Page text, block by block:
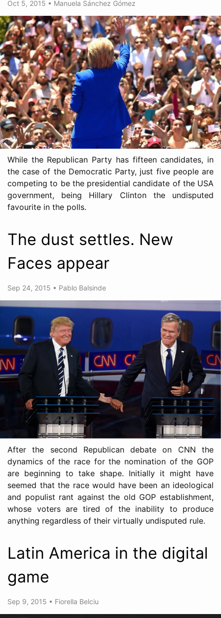
Oct 5, 2015 • Manuela Sánchez Gómez
While the Republican Party has fifteen candidates, in
the case of the Democratic Party, just five people are
competing to be the presidential candidate of the USA
government, being Hillary Clinton the undisputed
favourite in the polls.
The dust settles. New
Faces appear
Sep 24, 2015 • Pablo Balsinde
After the second Republican debate on CNN the
dynamics of the race for the nomination of the GOP
are beginning to take shape. Initially it might have
seemed that the race would have been an ideological
and populist rant against the old GOP establishment,
whose voters are tired of the inability to produce
anything regardless of their virtually undisputed rule.
Latin America in the digital
game
Sep 9, 2015 • Fiorella Belciu